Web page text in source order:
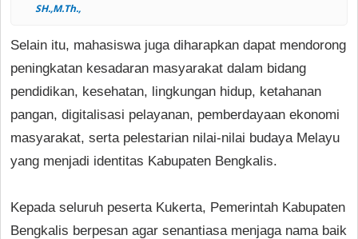
SH.,M.Th.,
Selain itu, mahasiswa juga diharapkan dapat mendorong
peningkatan kesadaran masyarakat dalam bidang
pendidikan, kesehatan, lingkungan hidup, ketahanan
pangan, digitalisasi pelayanan, pemberdayaan ekonomi
masyarakat, serta pelestarian nilai-nilai budaya Melayu
yang menjadi identitas Kabupaten Bengkalis.
Kepada seluruh peserta Kukerta, Pemerintah Kabupaten
Bengkalis berpesan agar senantiasa menjaga nama baik